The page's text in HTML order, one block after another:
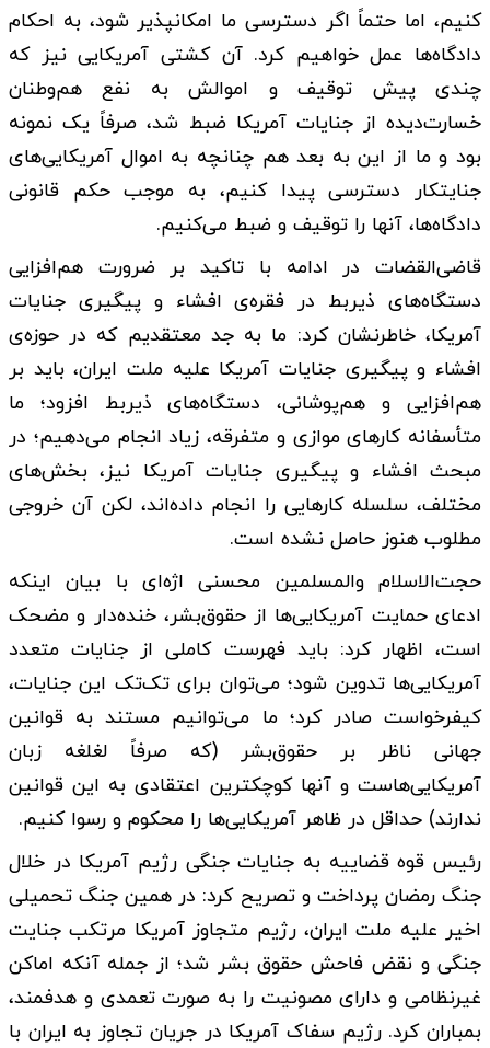
کنیم، اما حتماً اگر دسترسی ما امکانپذیر شود، به احکام
دادگاه‌ها عمل خواهیم کرد. آن کشتی آمریکایی نیز که
چندی پیش توقیف و اموالش به نفع هم‌وطنان
خسارت‌دیده از جنایات آمریکا ضبط شد، صرفاً یک نمونه
بود و ما از این به بعد هم چنانچه به اموال آمریکایی‌های
جنایتکار دسترسی پیدا کنیم، به موجب حکم قانونی
دادگاه‌ها، آنها را توقیف و ضبط می‌کنیم.
قاضی‌القضات در ادامه با تاکید بر ضرورت هم‌افزایی
دستگاه‌های ذیربط در فقره‌ی افشاء و پیگیری جنایات
آمریکا، خاطرنشان کرد: ما به جد معتقدیم که در حوزه‌ی
افشاء و پیگیری جنایات آمریکا علیه ملت ایران، باید بر
هم‌افزایی و هم‌پوشانی، دستگاه‌های ذیربط افزود؛ ما
متأسفانه کارهای موازی و متفرقه، زیاد انجام می‌دهیم؛ در
مبحث افشاء و پیگیری جنایات آمریکا نیز، بخش‌های
مختلف، سلسله کارهایی را انجام داده‌اند، لکن آن خروجی
مطلوب هنوز حاصل نشده است.
حجت‌الاسلام‌ والمسلمین محسنی اژه‌ای با بیان اینکه
ادعای حمایت آمریکایی‌ها از حقوق‌بشر، خنده‌دار و مضحک
است، اظهار کرد: باید فهرست کاملی از جنایات متعدد
آمریکایی‌ها تدوین شود؛ می‌توان برای تک‌تک این جنایات،
کیفرخواست صادر کرد؛ ما می‌توانیم مستند به قوانین
جهانی ناظر بر حقوق‌بشر (که صرفاً لغلغه زبان
آمریکایی‌هاست و آنها کوچکترین اعتقادی به این قوانین
ندارند) حداقل در ظاهر آمریکایی‌ها را محکوم و رسوا کنیم.
رئیس قوه قضاییه به جنایات جنگی رژیم آمریکا در خلال
جنگ رمضان پرداخت و تصریح کرد: در همین جنگ تحمیلی
اخیر علیه ملت ایران، رژیم متجاوز آمریکا مرتکب جنایت
جنگی و نقض فاحش حقوق بشر شد؛ از جمله آنکه اماکن
غیرنظامی و دارای مصونیت را به صورت تعمدی و هدفمند،
بمباران کرد. رژیم سفاک آمریکا در جریان تجاوز به ایران با